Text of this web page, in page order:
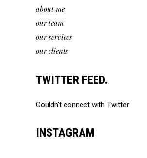
about me
our team
our services
our clients
TWITTER FEED.
Couldn't connect with Twitter
INSTAGRAM